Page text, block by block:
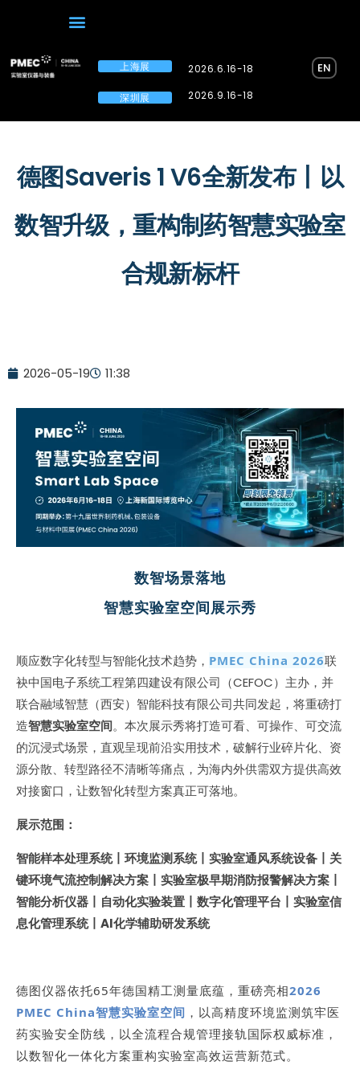
上海展
深圳展
2026.6.16-18
2026.9.16-18
EN
德图Saveris 1 V6全新发布丨以
数智升级，重构制药智慧实验室
合规新标杆
2026-05-19 11:38
数智场景落地
智慧实验室空间展示秀
顺应数字化转型与智能化技术趋势， PMEC China 2026联
袂中国电子系统工程第四建设有限公司（CEFOC）主办，并
联合融域智慧（西安）智能科技有限公司共同发起，将重磅打
造智慧实验室空间。本次展示秀将打造可看、可操作、可交流
的沉浸式场景，直观呈现前沿实用技术，破解行业碎片化、资
源分散、转型路径不清晰等痛点，为海内外供需双方提供高效
对接窗口，让数智化转型方案真正可落地。
展示范围：
智能样本处理系统丨环境监测系统丨实验室通风系统设备丨关
键环境气流控制解决方案丨实验室极早期消防报警解决方案丨
智能分析仪器丨自动化实验装置丨数字化管理平台丨实验室信
息化管理系统丨AI化学辅助研发系统
德图仪器依托65年德国精工测量底蕴，重磅亮相2026
PMEC China智慧实验室空间 ，以高精度环境监测筑牢医
药实验安全防线，以全流程合规管理接轨国际权威标准，
以数智化一体化方案重构实验室高效运营新范式。